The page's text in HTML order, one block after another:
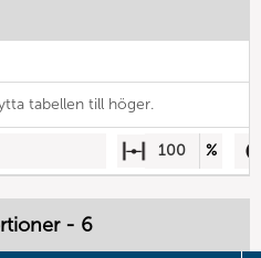
tabellen till höger.
100 %
- 6